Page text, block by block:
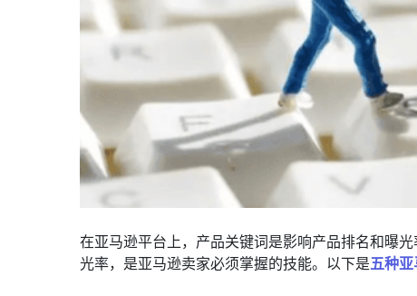
在亚马逊平台上，产品关键词是影响产品排名和曝
光率，是亚马逊卖家必须掌握的技能。以下是五种